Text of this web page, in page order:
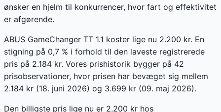
ønsker en hjelm til konkurrencer, hvor fart og effektivitet
er afgørende.
ABUS GameChanger TT 1.1 koster lige nu 2.200 kr. En
stigning på 0,7 % i forhold til den laveste registrerede
pris på 2.184 kr. Vores prishistorik bygger på 42
prisobservationer, hvor prisen har bevæget sig mellem
2.184 kr (18. juni 2026) og 3.699 kr (09. maj 2026).
Den billigste pris lige nu er 2.200 kr hos